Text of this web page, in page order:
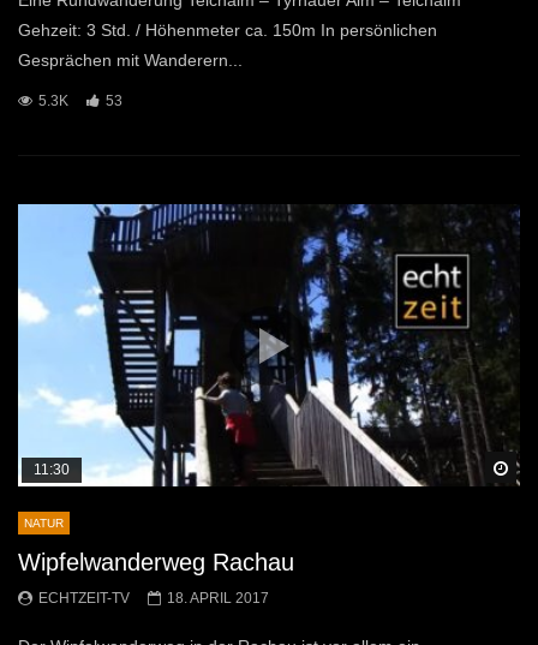
Gehzeit: 3 Std. / Höhenmeter ca. 150m In persönlichen
Gesprächen mit Wanderern...
5.3K 53
11:30
NATUR
Wipfelwanderweg Rachau
ECHTZEIT-TV 18. APRIL 2017